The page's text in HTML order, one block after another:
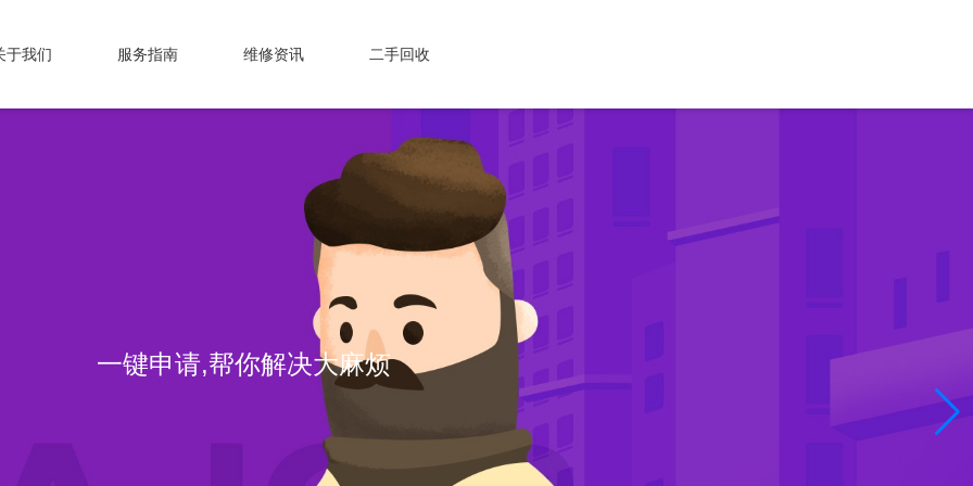
于我们 服务指南 维修资讯 二手回收
一键申请,帮你解决大麻烦